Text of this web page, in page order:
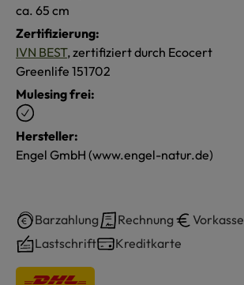
ca. 65 cm
Zertifizierung:
IVN BEST, zertifiziert durch Ecocert
Greenlife 151702
Mulesing frei:
Hersteller:
Engel GmbH (www.engel-natur.de)
Barzahlung Rechnung Vorkasse
Lastschrift
Kreditkarte